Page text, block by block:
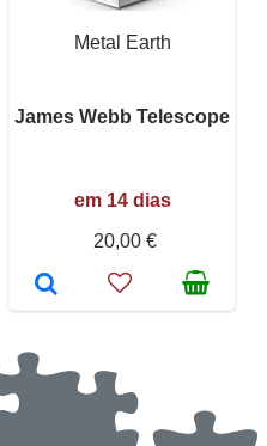
Metal Earth
James Webb Telescope
em 14 dias
20,00 €